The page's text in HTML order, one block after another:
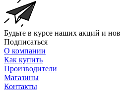
Будьте в курсе наших акций и
Подписаться
О компании
Как купить
Производители
Магазины
Контакты